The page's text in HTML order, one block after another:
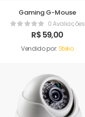
Gaming G-Mouse
0 Avaliações
R$59,00
Vendido por: Stelio